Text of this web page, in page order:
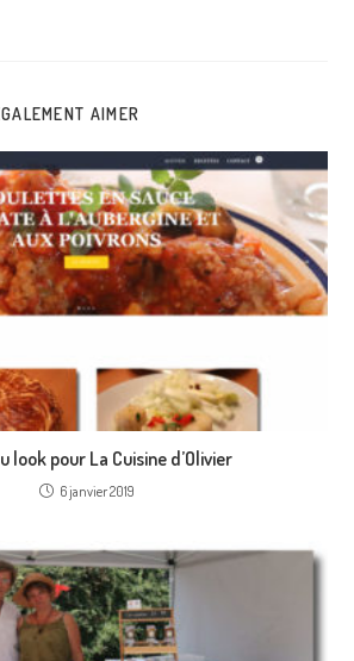
AIMER
look pour La Cuisine d’Olivier
6 janvier 2019